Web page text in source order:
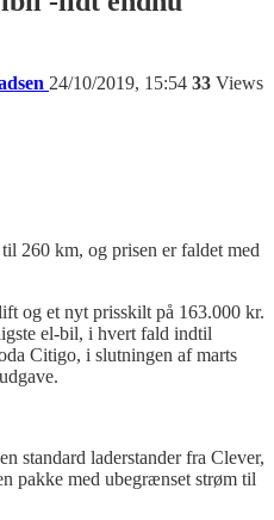
24/10/2019, 15:54 33 Views
til 260 km, og prisen er faldet med
og et nyt prisskilt på 163.000 kr.
el-bil, i hvert fald indtil
Citigo, i slutningen af marts
standard laderstanderfra Clever,
pakke med ubegrænset strøm til